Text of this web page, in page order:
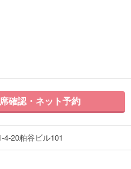
確認・ネット予約
4-20粕谷ビル101